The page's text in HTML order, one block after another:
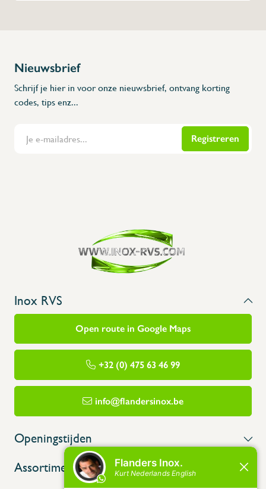
Flanders Inox | Karperstraat 6, 8400 Oostende | België | BNP Paribas Fortis:
Nieuwsbrief
Schrijf je hier in voor onze nieuwsbrief, ontvang korting
codes, tips enz...
Registreren
Inox RVS
Open route in Google Maps
+32 (0) 475 63 46 99
info@flandersinox.be
Openingstijden
Assortiment